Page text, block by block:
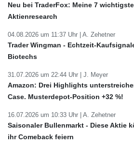
Neu bei TraderFox: Meine 7
Aktienresearch
04.08.2026 um 11:37 Uhr | A. Zehetner
Trader Wingman - Echtzeit-
Biotechs
31.07.2026 um 22:44 Uhr | J. Meyer
Amazon: Drei Highlights
Case. Musterdepot-Position +32 %!
16.07.2026 um 10:33 Uhr | A. Zehetner
Saisonaler Bullenmarkt - Diese Aktie
ihr Comeback feiern